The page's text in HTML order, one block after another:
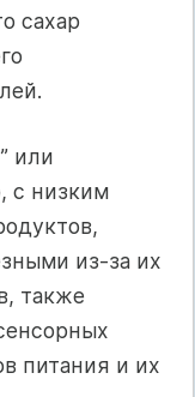
сахар
или
с низким
из-за их
также
питания и их